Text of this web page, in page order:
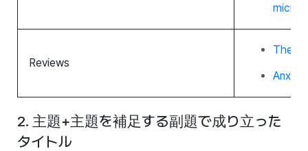
Reviews
The
2. 主題+主題を補足する副題で成り立った
タイトル